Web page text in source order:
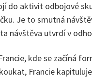
do aktivit odbojové
Je to smutná
návštěva utvrdí v
kde se začíná
Francie